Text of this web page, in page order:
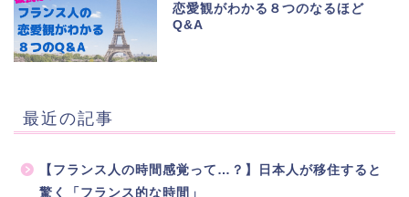
恋愛観がわかる８つのなるほど
Q&A
最近の記事
【フランス人の時間感覚って…？】日本人が移住すると
驚く「フランス的な時間」